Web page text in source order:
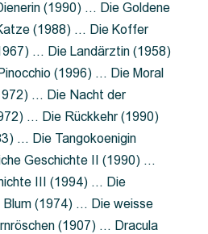
(1990) … Die Goldene
(1988) … Die Koffer
… Die Landärztin (1958)
(1996) … Die Moral
… Die Nacht der
… Die Rückkehr (1990)
… Die Tangokoenigin
Geschichte II (1990) …
III (1994) … Die
Blum (1974) … Die weisse
(1907) … Dracula